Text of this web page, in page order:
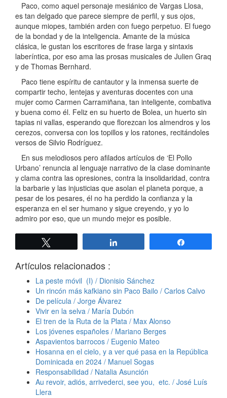
Paco, como aquel personaje mesiánico de Vargas Llosa,
es tan delgado que parece siempre de perfil, y sus ojos,
aunque miopes, también arden con fuego perpetuo. El fuego
de la bondad y de la inteligencia. Amante de la música
clásica, le gustan los escritores de frase larga y sintaxis
laberíntica, por eso ama las prosas musicales de Julien Graq
y de Thomas Bernhard.
Paco tiene espíritu de cantautor y la inmensa suerte de
compartir techo, lentejas y aventuras docentes con una
mujer como Carmen Carramiñana, tan inteligente, combativa
y buena como él. Feliz en su huerto de Bolea, un huerto sin
tapias ni vallas, esperando que florezcan los almendros y los
cerezos, conversa con los topillos y los ratones, recitándoles
versos de Silvio Rodríguez.
En sus melodiosos pero afilados artículos de ‘El Pollo
Urbano’ renuncia al lenguaje narrativo de la clase dominante
y clama contra las opresiones, contra la insolidaridad, contra
la barbarie y las injusticias que asolan el planeta porque, a
pesar de los pesares, él no ha perdido la confianza y la
esperanza en el ser humano y sigue creyendo, y yo lo
admiro por eso, que un mundo mejor es posible.
Artículos relacionados :
La peste móvil (I) / Dionisio Sánchez
Un rincón más kafkiano sin Paco Bailo / Carlos Calvo
De película / Jorge Álvarez
Vivir en la selva / María Dubón
El tren de la Ruta de la Plata / Max Alonso
Los jóvenes españoles / Mariano Berges
Aspavientos barrocos / Eugenio Mateo
Hosanna en el cielo, y a ver qué pasa en la República
Dominicada en 2024 / Manuel Sogas
Responsabilidad / Natalia Asunción
Au revoir, adiós, arrivederci, see you, etc. / José Luís
Llera